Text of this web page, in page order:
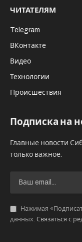
ЧИТАТЕЛЯМ
Telegram
ВКонтакте
Видео
Технологии
Происшествия
Подписка на
Главные новости
только важное.
Нажимая
данных. Связаться с